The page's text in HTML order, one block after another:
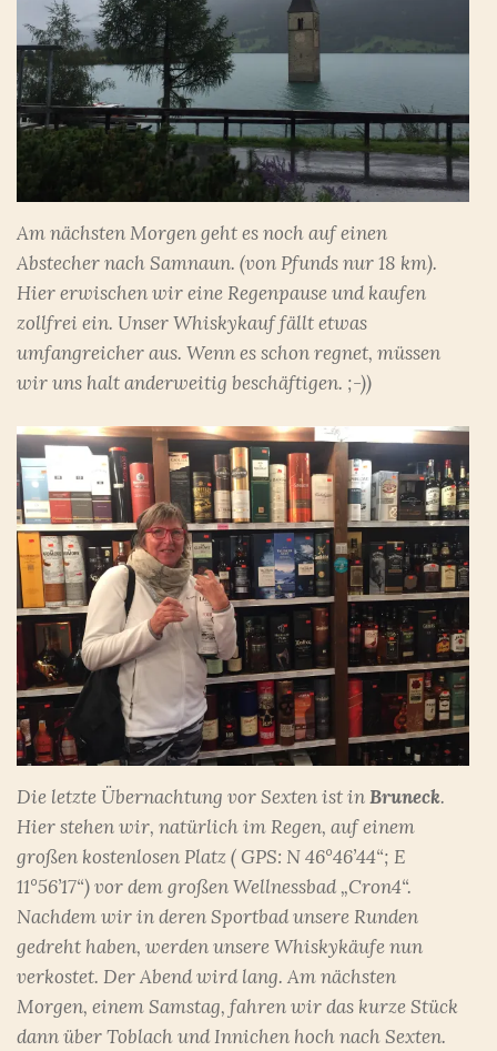
Am nächsten Morgen geht es noch auf einen
Abstecher nach Samnaun. (von Pfunds nur 18 km).
Hier erwischen wir eine Regenpause und kaufen
zollfrei ein. Unser Whiskykauf fällt etwas
umfangreicher aus. Wenn es schon regnet, müssen
wir uns halt anderweitig beschäftigen. ;-))
Die letzte Übernachtung vor Sexten ist inBruneck.
Hier stehen wir, natürlich im Regen, auf einem
großen kostenlosen Platz ( GPS: N 46°46’44“; E
11°56’17“) vor dem großen Wellnessbad „Cron4“.
Nachdem wir in deren Sportbad unsere Runden
gedreht haben, werden unsere Whiskykäufe nun
verkostet. Der Abend wird lang. Am nächsten
Morgen, einem Samstag, fahren wir das kurze Stück
dann über Toblach und Innichen hoch nach Sexten.